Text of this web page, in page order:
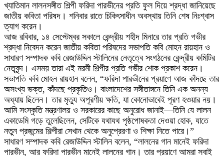
খ্যাতিমান লালনসঙ্গীত শিল্পী ফরিদা পারভীনের প্রতি ফুল দিয়ে শ্রদ্ধা জানিয়েছে
জাতীয় কবিতা পরিষদ। শনিবার রাতে চিকিৎসাধীন অবস্থায় তিনি শেষ নিঃশ্বাস
ত্যাগ করেন।
আজ রবিবার, ১৪ সেপ্টেম্বর সকালে কেন্দ্রীয় শহীদ মিনারে তার প্রতি গভীর
শ্রদ্ধা নিবেদন করেন জাতীয় কবিতা পরিষদের সভাপতি কবি মোহন রায়হান ও
সাধারণ সম্পাদক কবি রেজাউদ্দিন স্টালিনের নেতৃত্বে সংগঠনের কেন্দ্রীয় কমিটির
নেতৃবৃন্দ। এসময় তারা এই মরমী শিল্পীর প্রতি গভীর শোক প্রকাশ করেন।
সভাপতি কবি মোহন রায়হান বলেন, “ফরিদা পারভীনের প্রয়াণে আজ কাঁদছে তার
অসংখ্য ভক্ত, কাঁদছে প্রকৃতিও। বাংলাদেশের সঙ্গীতাঙ্গনে তিনি এক অনন্য
অধ্যায় ছিলেন। তার মৃত্যু অপূরণীয় ক্ষতি, যা কোনোভাবেই পূরণ হওয়ার নয়।
আমি সংস্কৃতি মন্ত্রণালয় ও সরকারের কাছে অনুরোধ জানাই—তিনি যে লালন
একাডেমি গড়ে তুলেছিলেন, সেটিকে যথাযথ পৃষ্ঠপোষকতা দেওয়া হোক, যাতে
নতুন প্রজন্মের শিল্পীরা সেখান থেকে অনুপ্রেরণা ও শিক্ষা নিতে পারে।”
সাধারণ সম্পাদক কবি রেজাউদ্দিন স্টালিন বলেন, “লালনের গান মানেই ফরিদা
পারভীন, আর ফরিদা পারভীন মানেই লালনের গান। তার প্রয়াণে আমরা সবাই